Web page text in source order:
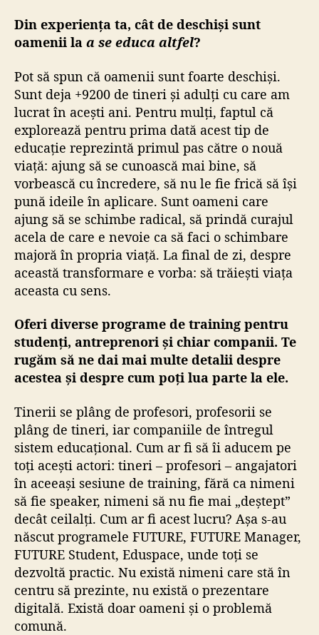
Din experiența ta, cât de deschiși sunt
oamenii la a se educa altfel?
Pot să spun că oamenii sunt foarte deschiși.
Sunt deja +9200 de tineri și adulți cu care am
lucrat în acești ani. Pentru mulți, faptul că
explorează pentru prima dată acest tip de
educație reprezintă primul pas către o nouă
viață: ajung să se cunoască mai bine, să
vorbească cu încredere, să nu le fie frică să își
pună ideile în aplicare. Sunt oameni care
ajung să se schimbe radical, să prindă curajul
acela de care e nevoie ca să faci o schimbare
majoră în propria viață. La final de zi, despre
această transformare e vorba: să trăiești viața
aceasta cu sens.
Oferi diverse programe de training pentru
studenți, antreprenori și chiar companii. Te
rugăm să ne dai mai multe detalii despre
acestea și despre cum poți lua parte la ele.
Tinerii se plâng de profesori, profesorii se
plâng de tineri, iar companiile de întregul
sistem educațional. Cum ar fi să îi aducem pe
toți acești actori: tineri – profesori – angajatori
în aceeași sesiune de training, fără ca nimeni
să fie speaker, nimeni să nu fie mai „deștept”
decât ceilalți. Cum ar fi acest lucru? Așa s-au
născut programele FUTURE, FUTURE Manager,
FUTURE Student, Eduspace, unde toți se
dezvoltă practic. Nu există nimeni care stă în
centru să prezinte, nu există o prezentare
digitală. Există doar oameni și o problemă
comună.